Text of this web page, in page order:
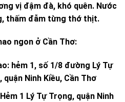
vị đậm đà, khó quên. Nước
thấm đẫm từng thớ thịt.
ngon ở Cần Thơ:
hẻm 1, số 1/8 đường Lý Tự
Ninh Kiều, Cần Thơ
1 Lý Tự Trọng, quận Ninh